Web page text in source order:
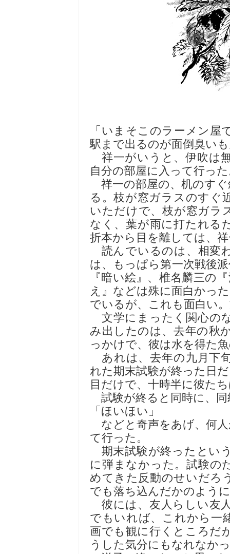
「いまそこのラーメン
駅まで出るのが面倒臭い
祥一がいうと、伊吹は
自分の部屋に入って行っ
祥一の部屋の、机のす
る。枝が窓ガラスのすぐ
いただけで、枝が窓ガラ
なく、葉が雨に打たれる
折本から目を離しては、
読んでいるのは、相変
は、もっぱら第一次戦後
『暗い絵』、椎名麟三の
え』などは殊に面白かっ
でいるが、これも面白い
文学にまったく関心の
み出したのは、去年の秋
っかけで、彼は水を得た
あれは、去年の九月下
れた期末試験が終った日
目だけで、十時半に彼た
試験が終ると同時に、
「ほいほい」
などと奇声をあげ、何
て行った。
期末試験が終ったとい
に弾まなかった。試験の
めてきた反動のせいだろ
でも落ち込んだかのよう
彼には、友人らしい友
でもいれば、これから一
画でも観に行くところだ
うした気分にもなれなか